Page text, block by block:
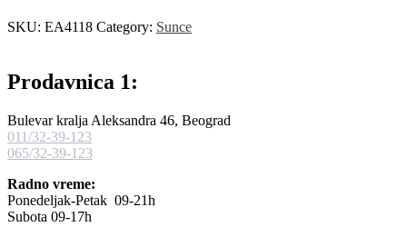
SKU: EA4118 Category: Sunce
Prodavnica 1:
Bulevar kralja Aleksandra 46, Beograd
011/32-39-123
065/32-39-123
Radno vreme:
Ponedeljak-Petak 09-21h
Subota 09-17h